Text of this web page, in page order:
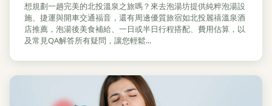
想規劃一趟完美的北投溫泉之旅嗎？來去泡湯坊提供純粹泡湯設
施、捷運與開車交通福音，還有周邊優質旅宿如北投麗禧溫泉酒
店推薦，泡湯後美食補給、一日或半日行程搭配、費用估算，以
及常見QA解答所有疑問，讓您輕鬆...